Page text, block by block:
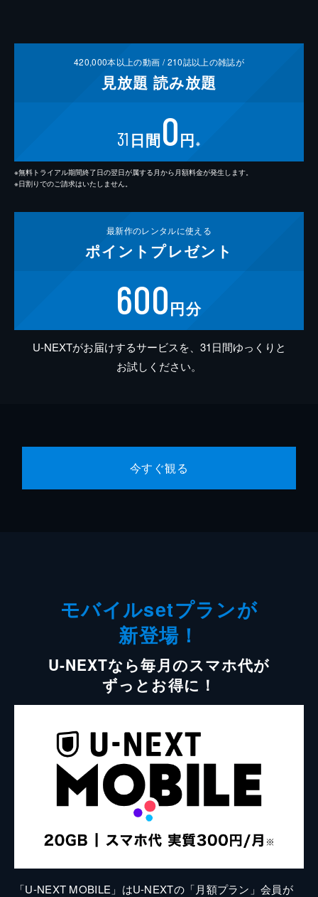
420,000本以上の動画 /210誌以上の雑誌が
見放題 読み放題
31 日間0円 ※
※無料トライアル期間終了日の翌日が属する月から月額料金が発生します。
※日割りでのご請求はいたしません。
最新作のレンタルに使える
ポイント プレゼント
600円分
U-NEXTがお届けするサービスを、31日間ゆっくりと
お試しください。
今すぐ観る
モバイルsetプランが
新登場！
U-NEXTなら毎月のスマホ代が
ずっとお得に！
「U-NEXT MOBILE」はU-NEXTの「月額プラン」会員が